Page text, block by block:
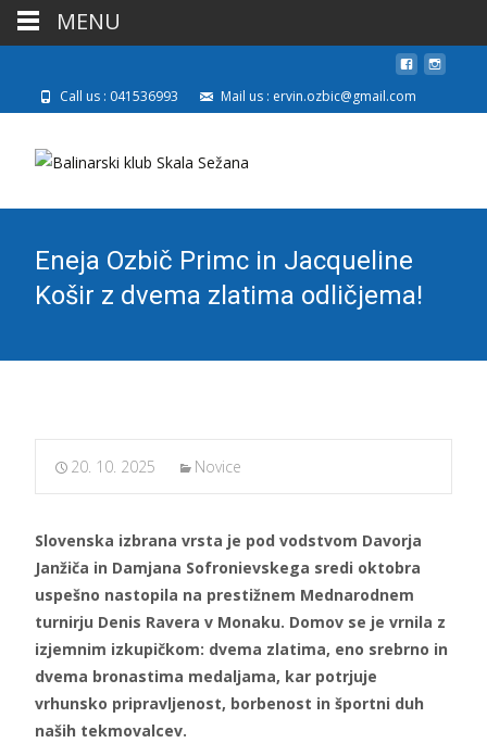
Call us : 041536993 Mail us : ervin.ozbic@gmail.com
Eneja Ozbič Primc in Jacqueline
Košir z dvema zlatima odličjema!
20. 10. 2025 Novice
Slovenska izbrana vrsta je pod vodstvom Davorja
Janžiča in Damjana Sofronievskega sredi oktobra
uspešno nastopila na prestižnem Mednarodnem
turnirju Denis Ravera v Monaku. Domov se je vrnila z
izjemnim izkupičkom: dvema zlatima, eno srebrno in
dvema bronastima medaljama, kar potrjuje
vrhunsko pripravljenost, borbenost in športni duh
naših tekmovalcev.
MENU